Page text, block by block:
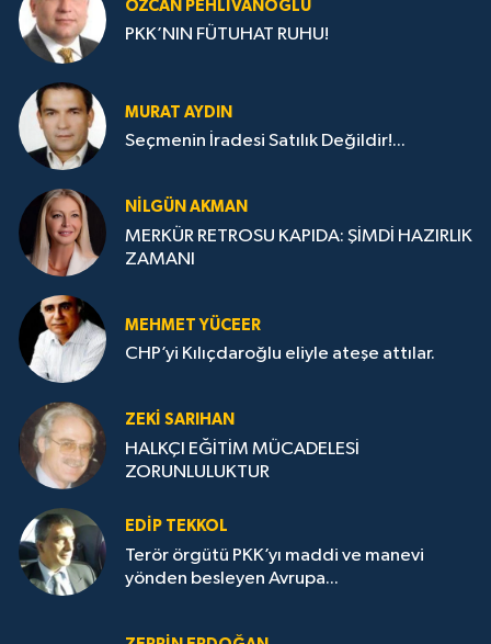
ÖZCAN PEHLIVANOĞLU
PKK’NIN FÜTUHAT RUHU!
MURAT AYDIN
Seçmenin İradesi Satılık Değildir!...
NILGÜN AKMAN
MERKÜR RETROSU KAPIDA: ŞİMDİ HAZIRLIK
ZAMANI
MEHMET YÜCEER
CHP’yi Kılıçdaroğlu eliyle ateşe attılar.
ZEKI SARIHAN
HALKÇI EĞİTİM MÜCADELESİ
ZORUNLULUKTUR
EDIP TEKKOL
Terör örgütü PKK’yı maddi ve manevi
yönden besleyen Avrupa...